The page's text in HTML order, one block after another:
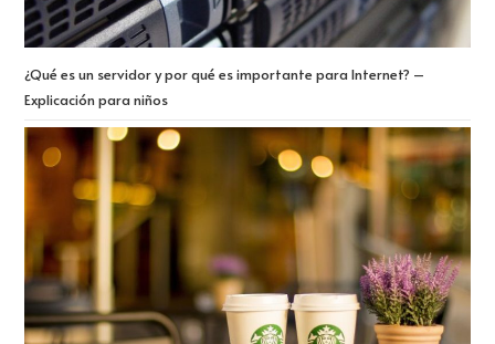
¿Qué es un servidor y por qué es importante para Internet? –
Explicación para niños